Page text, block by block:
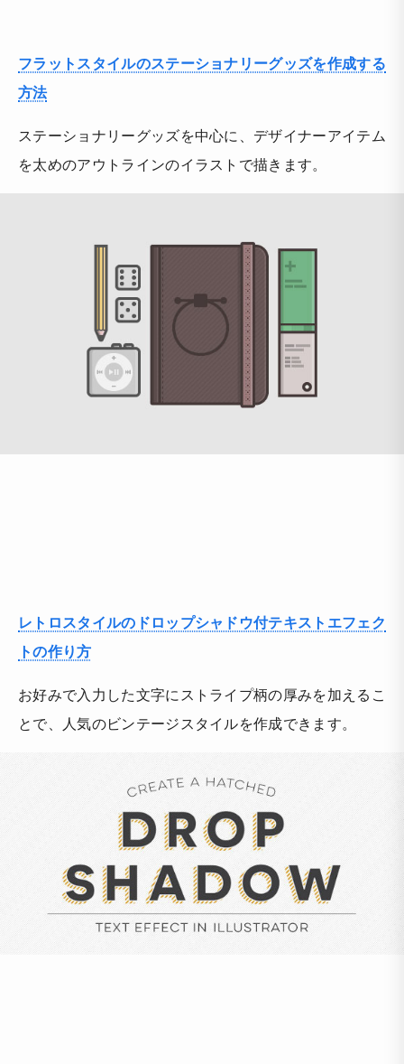
フラットスタイルのステーショナリーグッズを作成する
方法
ステーショナリーグッズを中心に、デザイナーアイテム
を太めのアウトラインのイラストで描きます。
レトロスタイルのドロップシャドウ付テキストエフェク
トの作り方
お好みで入力した文字にストライプ柄の厚みを加えるこ
とで、人気のビンテージスタイルを作成できます。